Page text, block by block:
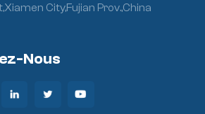
City,Fujian Prov.,China
Nous